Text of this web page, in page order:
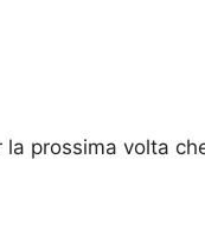
prossima volta